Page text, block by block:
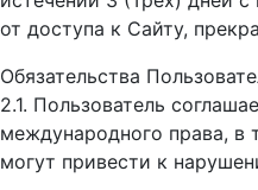
от доступа к Сайту,
Обязательства
2.1. Пользователь
международного права, в
могут привести к